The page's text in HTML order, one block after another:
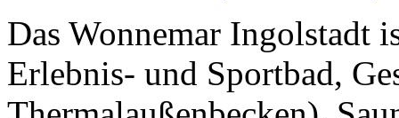
Das Wonnemar Ingolstadt
Erlebnis- und Sportbad,